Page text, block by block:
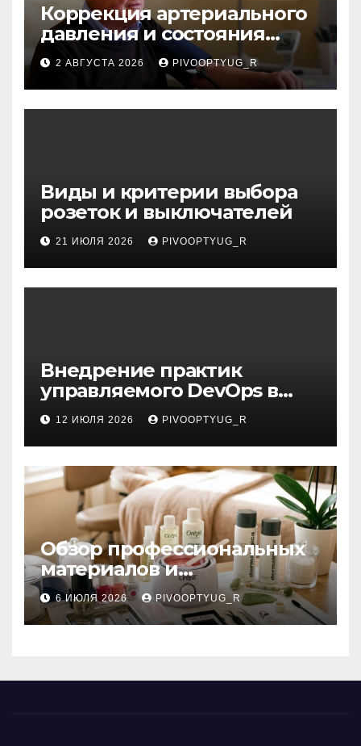
Коррекция артериального
давления и состояния
сосудов в профилактике
инсульта
2 АВГУСТА 2026 PIVOOPTYUG_R
Виды и критерии выбора
розеток и выключателей
21 ИЮЛЯ 2026 PIVOOPTYUG_R
Внедрение практик
управляемого DevOps в
корпоративную ИТ-
инфраструктуру
12 ИЮЛЯ 2026 PIVOOPTYUG_R
Обзор профессиональных
материалов и
инструментов для
маникюра, депиляции,
наращивания ресниц и
6 ИЮЛЯ 2026 PIVOOPTYUG_R